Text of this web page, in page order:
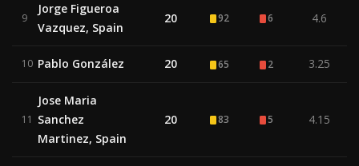
9
Jorge Figueroa
Vazquez, Spain
20 92 6 4.6
10 Pablo González 20 65 2 3.25
11
Jose Maria
Sanchez
Martinez, Spain
20 83 5 4.15